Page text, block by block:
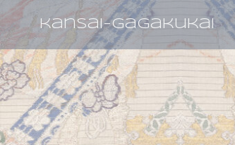
kansai-gagakukai